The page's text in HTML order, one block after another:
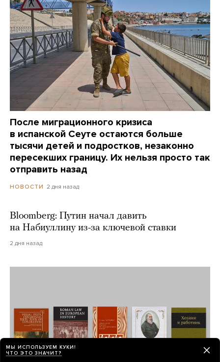
После миграционного кризиса
в испанской Сеуте остаются больше
тысячи детей и подростков, незаконно
пересекших границу. Их нельзя просто так
отправить назад
НОВОСТИ 2 дня назад
Bloomberg: Путин начал давить
на Набиуллину из-за ключевой ставки
2 дня назад
МЫ ИСПОЛЬЗУЕМ КУКИ!
ЧТО ЭТО ЗНАЧИТ?